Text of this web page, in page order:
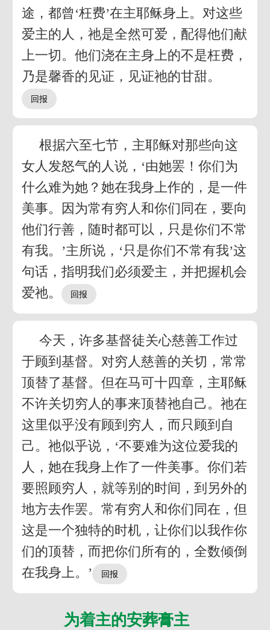
途，都曾‘枉费’在主耶稣身上。对这些
爱主的人，祂是全然可爱，配得他们献
上一切。他们浇在主身上的不是枉费，
乃是馨香的见证，见证祂的甘甜。
根据六至七节，主耶稣对那些向这
女人发怒气的人说，‘由她罢！你们为
什么难为她？她在我身上作的，是一件
美事。因为常有穷人和你们同在，要向
他们行善，随时都可以，只是你们不常
有我。’主所说，‘只是你们不常有我’这
句话，指明我们必须爱主，并把握机会
爱祂。
今天，许多基督徒关心慈善工作过
于顾到基督。对穷人慈善的关切，常常
顶替了基督。但在马可十四章，主耶稣
不许关切穷人的事来顶替祂自己。祂在
这里似乎没有顾到穷人，而只顾到自
己。祂似乎说，‘不要难为这位爱我的
人，她在我身上作了一件美事。你们若
要照顾穷人，就等别的时间，到另外的
地方去作罢。常有穷人和你们同在，但
这是一个独特的时机，让你们以我作你
们的顶替，而把你们所有的，全数倾倒
在我身上。’
为着主的安葬膏主